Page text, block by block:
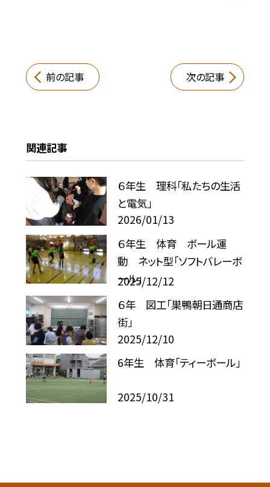
前の記事 次の記事
関連記事
６年生 理科「私たちの生活
と電気」
2026/01/13
６年生 体育 ボール運
動 ネット型「ソフトバレーボ
ール」
2025/12/12
６年 図工「巣鴨朝日通商店
街」
2025/12/10
6年生 体育「ティーボール」
2025/10/31